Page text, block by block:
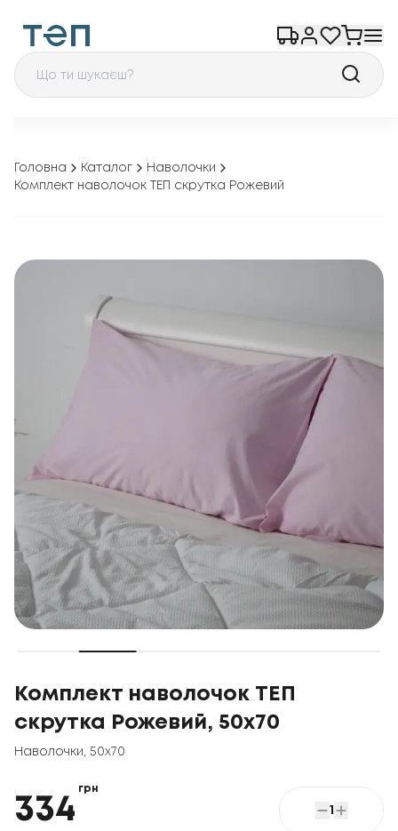
Головна Каталог
Наволочки
Комплект наволочок ТЕП скрутка Рожевий
Комплект наволочок ТЕП
скрутка Рожевий, 50x70
Наволочки 50x70
334
грн
1